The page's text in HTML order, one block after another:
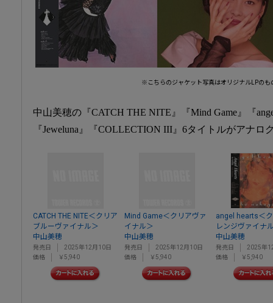
※こちらのジャケット写真はオリジナルLPのも
中山美穂の『CATCH THE NITE』『Mind Game』『
『Jeweluna』『COLLECTION III』6タイトルがアナロ
CATCH THE NITE＜クリア
ブルーヴァイナル＞
中山美穂
発売日
2025年12月10日
価格
￥5,940
Mind Game＜クリアヴァ
イナル＞
中山美穂
発売日
2025年12月10日
価格
￥5,940
angel hearts＜
レンジヴァイナ
中山美穂
発売日
2025年
価格
￥5,940